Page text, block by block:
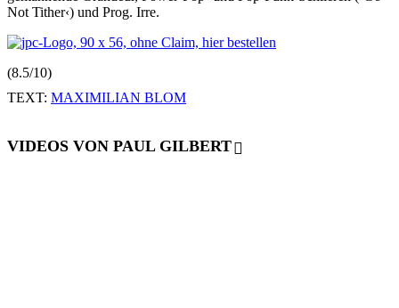
Not Tither‹) und Prog. Irre.
(8.5/10)
TEXT: MAXIMILIAN BLOM
VIDEOS VON PAUL GILBERT